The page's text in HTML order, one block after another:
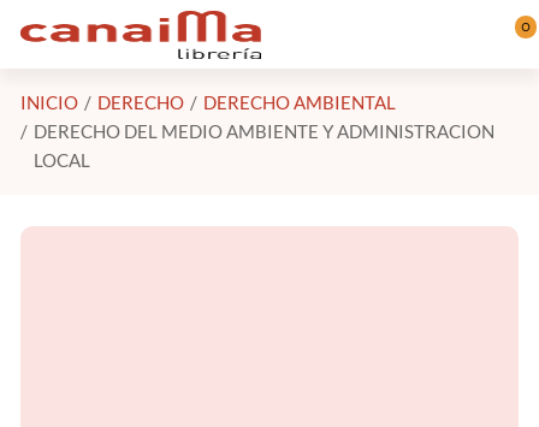
Saltar al contenido principal 0
INICIO DERECHO
DERECHO AMBIENTAL
DERECHO DEL MEDIO AMBIENTE Y ADMINISTRACION
LOCAL